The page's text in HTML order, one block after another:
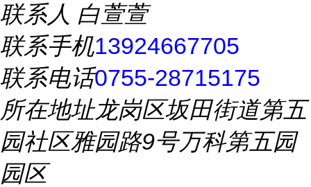
联系人 白萱萱
联系手机13924667705
联系电话0755-28715175
所在地址龙岗区坂田街道第五
园社区雅园路9号万科第五园
园区